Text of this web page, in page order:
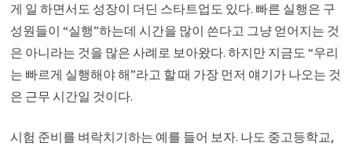
게 일 하면서도 성장이 더딘 스타트업도 있다. 빠른 실행은 구
성원들이 “실행”하는데 시간을 많이 쓴다고 그냥 얻어지는 것
은 아니라는 것을 많은 사례로 보아왔다. 하지만 지금도 “우리
는 빠르게 실행해야 해”라고 할 때 가장 먼저 얘기가 나오는 것
은 근무 시간일 것이다.
시험 준비를 벼락치기하는 예를 들어 보자. 나도 중고등학교,